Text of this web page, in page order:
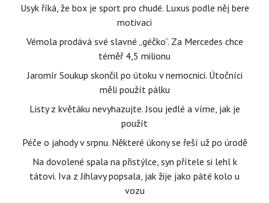
Usyk říká, že box je sport pro chudé. Luxus podle něj bere
motivaci
Vémola prodává své slavné „géčko“. Za Mercedes chce
téměř 4,5 milionu
Jaromír Soukup skončil po útoku v nemocnici. Útočníci
měli použít pálku
Listy z květáku nevyhazujte. Jsou jedlé a víme, jak je
použít
Péče o jahody v srpnu. Některé úkony se řeší už po úrodě
Na dovolené spala na přistýlce, syn přítele si lehl k
tátovi. Iva z Jihlavy popsala, jak žije jako páté kolo u
vozu